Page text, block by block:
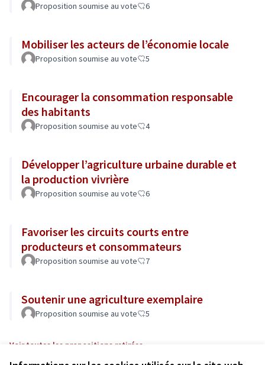
Proposition soumise au vote 6
Mobiliser les acteurs de l’économie locale
Proposition soumise au vote 5
Encourager la consommation responsable
des habitants
Proposition soumise au vote 4
Développer l’agriculture urbaine durable et
la production vivrière
Proposition soumise au vote 6
Favoriser les circuits courts entre
producteurs et consommateurs
Proposition soumise au vote 7
Soutenir une agriculture exemplaire
Proposition soumise au vote 5
Voir toutes les propositions retirées